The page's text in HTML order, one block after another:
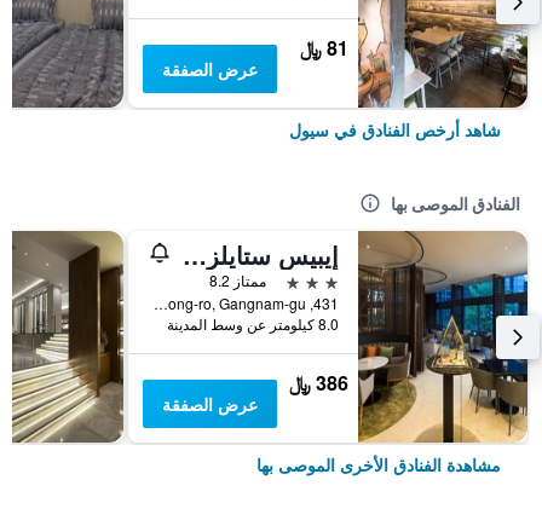
81 ﷼
عرض الصفقة
شاهد أرخص الفنادق في سيول
الفنادق الموصى بها
إيبيس ستايلز أمباسادور سيول غانغنام
3 نجوم
ممتاز 8.2
431, Samseong-ro, Gangnam-gu, سيول, كوريا الجنوبية
8.0 كيلومتر عن وسط المدينة
386 ﷼
عرض الصفقة
مشاهدة الفنادق الأخرى الموصى بها